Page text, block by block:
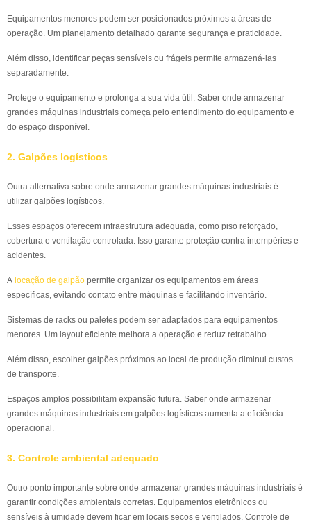
Equipamentos menores podem ser posicionados próximos a áreas de
operação. Um planejamento detalhado garante segurança e praticidade.
Além disso, identificar peças sensíveis ou frágeis permite armazená-las
separadamente.
Protege o equipamento e prolonga a sua vida útil. Saber onde armazenar
grandes máquinas industriais começa pelo entendimento do equipamento e
do espaço disponível.
2. Galpões logísticos
Outra alternativa sobre onde armazenar grandes máquinas industriais é
utilizar galpões logísticos.
Esses espaços oferecem infraestrutura adequada, como piso reforçado,
cobertura e ventilação controlada. Isso garante proteção contra intempéries e
acidentes.
A locação de galpão permite organizar os equipamentos em áreas
específicas, evitando contato entre máquinas e facilitando inventário.
Sistemas de racks ou paletes podem ser adaptados para equipamentos
menores. Um layout eficiente melhora a operação e reduz retrabalho.
Além disso, escolher galpões próximos ao local de produção diminui custos
de transporte.
Espaços amplos possibilitam expansão futura. Saber onde armazenar
grandes máquinas industriais em galpões logísticos aumenta a eficiência
operacional.
3. Controle ambiental adequado
Outro ponto importante sobre onde armazenar grandes máquinas industriais é
garantir condições ambientais corretas. Equipamentos eletrônicos ou
sensíveis à umidade devem ficar em locais secos e ventilados. Controle de